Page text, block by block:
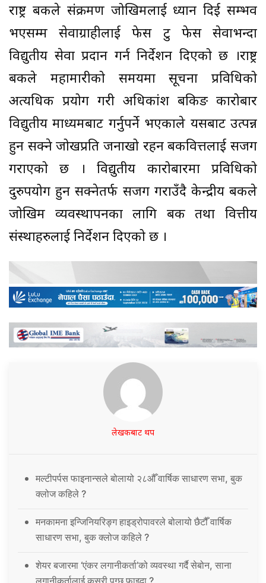
राष्ट्र बैंकले संक्रमण जोखिमलाई ध्यान दिई सम्भव
भएसम्म सेवाग्राहीलाई फेस टु फेस सेवाभन्दा
विद्युतीय सेवा प्रदान गर्न निर्देशन दिएको छ ।राष्ट्र
बैंकले महामारीको समयमा सूचना प्रविधिको
अत्यधिक प्रयोग गरी अधिकांश बैंकिङ कारोबार
विद्युतीय माध्यमबाट गर्नुपर्ने भएकाले यसबाट उत्पन्न
हुन सक्ने जोखप्रति जनाखो रहन बैंकवित्तलाई सजग
गराएको छ । विद्युतीय कारोबारमा प्रविधिको
दुरुपयोग हुन सक्नेतर्फ सजग गराउँदै केन्द्रीय बैंकले
जोखिम व्यवस्थापनका लागि बैंक तथा वित्तीय
संस्थाहरुलाई निर्देशन दिएको छ ।
लेखकबाट थप
मल्टीपर्पस फाइनान्सले बोलायो २८औँ वार्षिक साधारण सभा, बुक
क्लोज कहिले ?
मनकामना इन्जिनियरिङ्ग हाइड्रोपावरले बोलायो छैटौँ वार्षिक
साधारण सभा, बुक क्लोज कहिले ?
शेयर बजारमा ‘एंकर लगानीकर्ता’को व्यवस्था गर्दै सेबोन, साना
लगानीकर्तालाई कसरी पुग्छ फाइदा ?